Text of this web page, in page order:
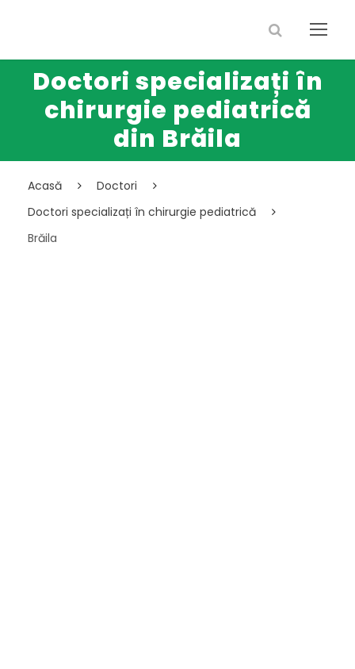
Doctori specializați în
chirurgie pediatrică
din Brăila
Acasă
Doctori
Doctori specializați în chirurgie pediatrică
Brăila